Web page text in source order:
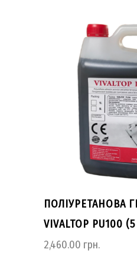
ПОЛІУРЕТАНОВА
VIVALTOP PU100
2,460.00 грн.